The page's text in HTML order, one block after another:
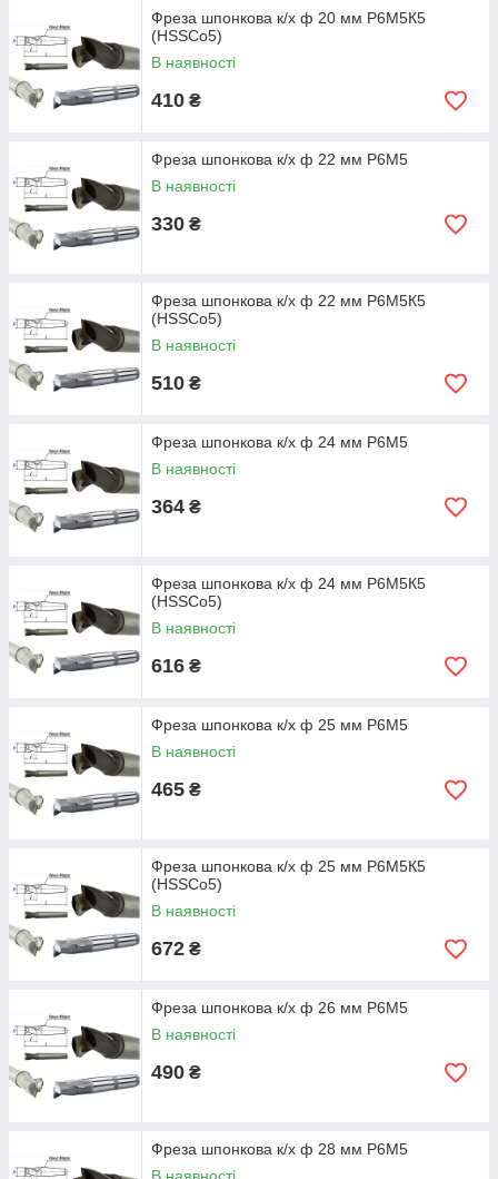
Фреза шпонкова к/х ф 20 мм Р6М5К5
(HSSCo5)
В наявності
410 ₴
Фреза шпонкова к/х ф 22 мм Р6М5
В наявності
330 ₴
Фреза шпонкова к/х ф 22 мм Р6М5К5
(HSSCo5)
В наявності
510 ₴
Фреза шпонкова к/х ф 24 мм Р6М5
В наявності
364 ₴
Фреза шпонкова к/х ф 24 мм Р6М5К5
(HSSCo5)
В наявності
616 ₴
Фреза шпонкова к/х ф 25 мм Р6М5
В наявності
465 ₴
Фреза шпонкова к/х ф 25 мм Р6М5К5
(HSSCo5)
В наявності
672 ₴
Фреза шпонкова к/х ф 26 мм Р6М5
В наявності
490 ₴
Фреза шпонкова к/х ф 28 мм Р6М5